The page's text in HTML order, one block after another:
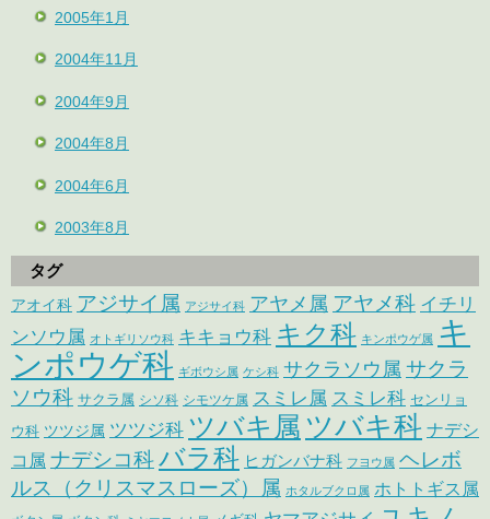
2005年1月
2004年11月
2004年9月
2004年8月
2004年6月
2003年8月
タグ
アオイ科 アジサイ属 アジサイ科 アヤメ属 アヤメ科 イチリ
ンソウ属 オトギリソウ科 キキョウ科 キク科 キンポウゲ属 キ
ンポウゲ科 ギボウシ属 ケシ科 サクラソウ属 サクラ
ソウ科 サクラ属 シソ科 シモツケ属 スミレ属 スミレ科 センリョ
ウ科 ツツジ属 ツツジ科 ツバキ属 ツバキ科 ナデシ
コ属 ナデシコ科バラ科 ヒガンバナ科 フヨウ属 ヘレボ
ルス（クリスマスローズ）属 ホタルブクロ属 ホトトギス属